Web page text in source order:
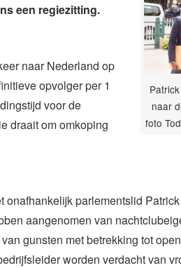
naar
foto
een regiezitting.
naar Nederland op
opvolger per 1
voor de
draait om omkoping
onafhankelijk parlementslid
aangenomen van
gunsten met betrekking tot
worden verdacht van